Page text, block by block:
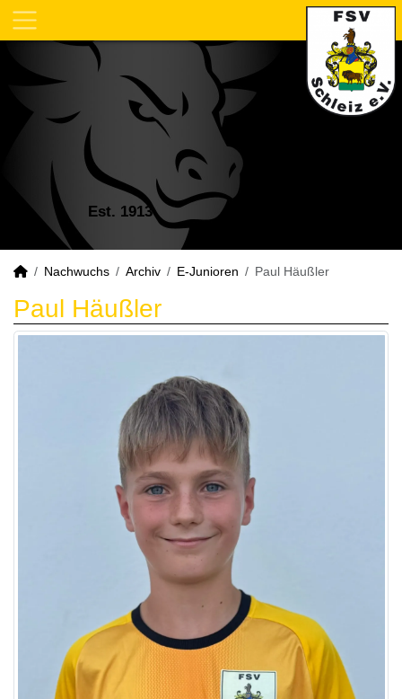
Est. 1913
Nachwuchs Archiv E-Junioren Paul Häußler
Paul Häußler